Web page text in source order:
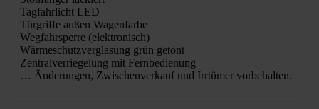
Tag­fahr­licht LED
Tür­grif­fe außen Wagen­far­be
Weg­fahr­sper­re (elek­tro­nisch)
Wär­me­schutz­ver­gla­sung grün getönt
Zen­tral­ver­rie­ge­lung mit Fern­be­die­nung
… Ände­run­gen, Zwi­schen­ver­kauf und Irr­tü­mer vor­be­hal­ten.